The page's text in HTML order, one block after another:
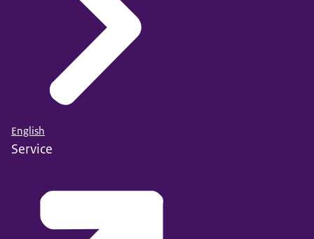
English
Service